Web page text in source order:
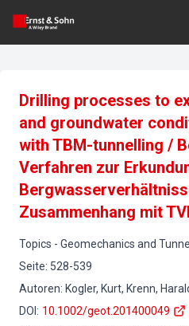
Drilling processes to
and groundwater
with TBM-tunnelling /
Verfahren zur
Zusammenhang mit
Topics - Geomechanics and
Seite: 528-539
Autoren: Kogler, Kurt, Krenn,
DOI : 10.1002/geot.201400049